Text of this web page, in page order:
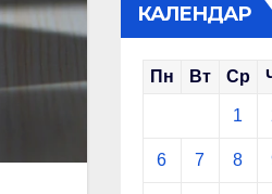
КАЛЕНДАР
Пн Вт Ср
1
6 7 8